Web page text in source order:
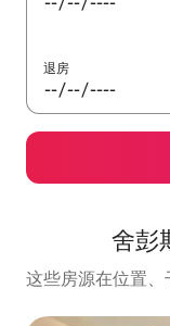
退房
舍彭
这些房源在位置、